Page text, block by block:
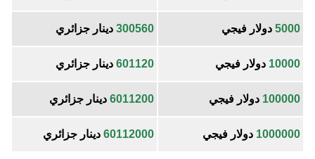
5000 دولار فيجي 300560 دينار جزائري
10000 دولار فيجي 601120 دينار جزائري
100000 دولار فيجي 6011200 دينار جزائري
1000000 دولار فيجي 60112000 دينار جزائري